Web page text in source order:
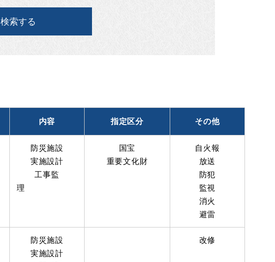
検索する
内容 指定区分 その他
防災施設
実施設計
工事監
理
国宝
重要文化財
自火報
放送
防犯
監視
消火
避雷
防災施設
実施設計
改修